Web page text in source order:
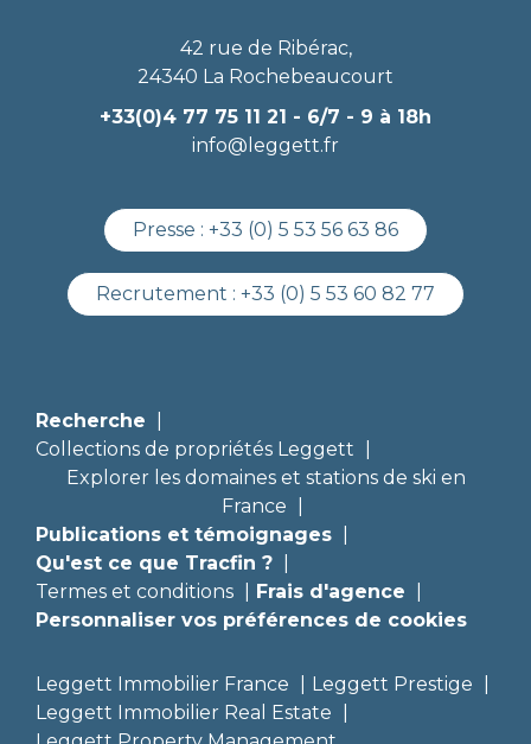
42 rue de Ribérac,
24340 La Rochebeaucourt
+33(0)4 77 75 11 21 - 6/7 - 9 à 18h
info@leggett.fr
Presse : +33 (0) 5 53 56 63 86
Recrutement : +33 (0) 5 53 60 82 77
Recherche
Collections de propriétés Leggett
Explorer les domaines et stations de ski en
France
Publications et témoignages
Qu'est ce que Tracfin ?
Termes et conditions
Frais d'agence
Personnaliser vos préférences de cookies
Leggett Immobilier France
Leggett Prestige
Leggett Immobilier Real Estate